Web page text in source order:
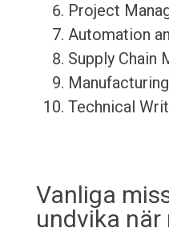
Project
Automation
Supply Chain
Technical
Vanliga
undvika när